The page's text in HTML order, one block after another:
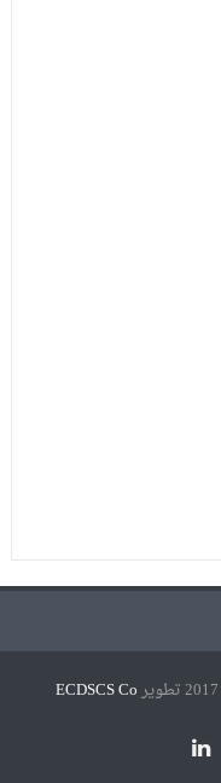
ECDSCS Co